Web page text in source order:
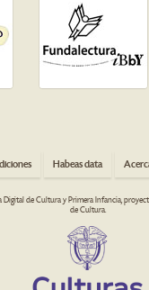
Habeas data
Digital de Cultura y Primera Infancia,
de Cultura.